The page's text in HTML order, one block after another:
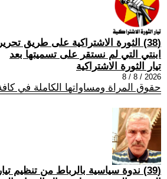
(38) الثورة الاشتراكية على طريق
ابنتي التي لم نستقر على تسميتها بعد
تيار الثورة الاشتراكية
2026 / 8 / 8
حقوق المراة ومساواتها الكاملة في
(39) ندوة سياسية بالرباط من تنظيم